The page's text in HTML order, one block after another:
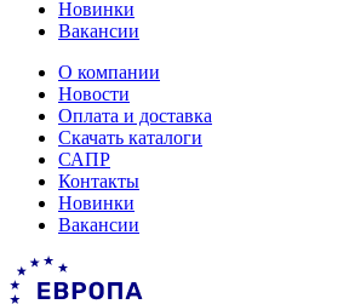
Новинки
Вакансии
О компании
Новости
Оплата и доставка
Скачать каталоги
САПР
Контакты
Новинки
Вакансии